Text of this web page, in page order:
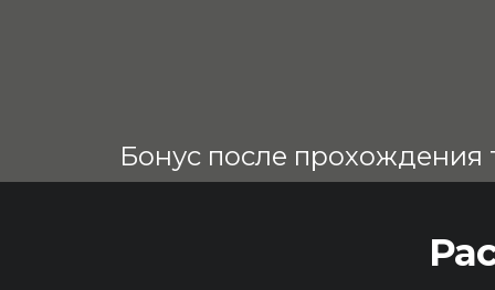
Бонус после прохождения